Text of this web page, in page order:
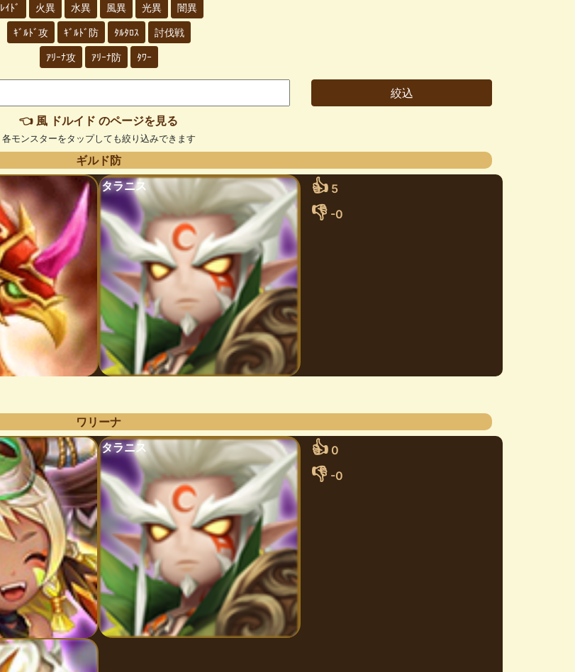
ﾚｲﾄﾞ 火異 水異 風異 光異 闇異
ｷﾞﾙﾄﾞ攻 ｷﾞﾙﾄﾞ防 ﾀﾙﾀﾛｽ 討伐戦
ｱﾘｰﾅ攻 ｱﾘｰﾅ防 ﾀﾜｰ
👈 風 ドルイド のページを見る
各モンスターをタップしても絞り込みできます
ギルド防
タラニス 👍 5
👎 -0
ワリーナ
タラニス 👍 0
👎 -0